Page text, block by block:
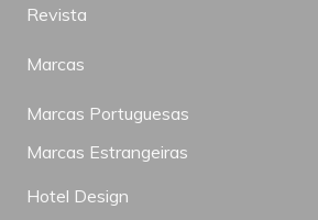
Revista
Marcas
Marcas Portuguesas
Marcas Estrangeiras
Hotel Design